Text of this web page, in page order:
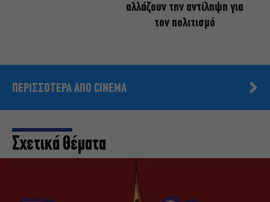
αλλάζουν την αντίληψη για
τον πολιτισμό
ΠΕΡΙΣΣΟΤΕΡΑ ΑΠΟ CINEMA
Σχετικά Θέματα